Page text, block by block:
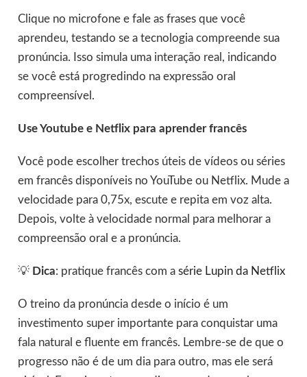
Clique no microfone e fale as frases que você
aprendeu, testando se a tecnologia compreende sua
pronúncia. Isso simula uma interação real, indicando
se você está progredindo na expressão oral
compreensível.
Use Youtube e Netflix para aprender francês
Você pode escolher trechos úteis de vídeos ou séries
em francês disponíveis no YouTube ou Netflix. Mude a
velocidade para 0,75x, escute e repita em voz alta.
Depois, volte à velocidade normal para melhorar a
compreensão oral e a pronúncia.
💡 Dica: pratique francês com a série Lupin da Netflix
O treino da pronúncia desde o início é um
investimento super importante para conquistar uma
fala natural e fluente em francês. Lembre-se de que o
progresso não é de um dia para outro, mas ele será